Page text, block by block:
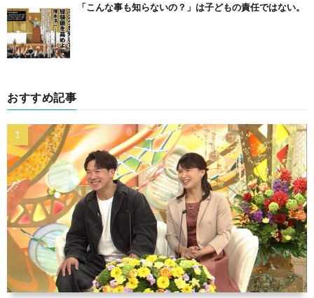
「こんな事も知らないの？」は子どもの責任ではない。
おすすめ記事